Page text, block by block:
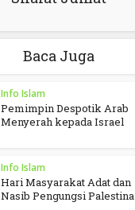
Baca Juga
Info Islam
Pemimpin Despotik Arab
Menyerah kepada Israel
Info Islam
Hari Masyarakat Adat dan
Nasib Pengungsi Palestina